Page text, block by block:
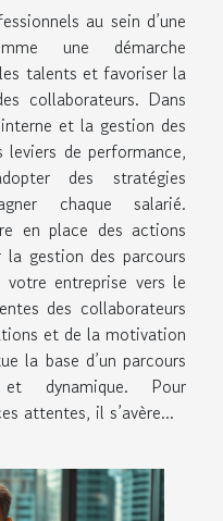
au sein d’une
une démarche
talents et favoriser la
collaborateurs. Dans
et la gestion des
leviers de performance,
des stratégies
chaque salarié.
en place des actions
gestion des parcours
entreprise vers le
des collaborateurs
et de la motivation
la base d’un parcours
dynamique. Pour
attentes, il s’avère...